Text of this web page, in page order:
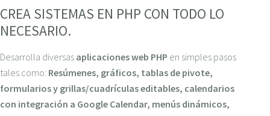
CREA SISTEMAS EN PHP CON TODO LO
NECESARIO.
Desarrolla diversas aplicaciones web PHP en simples pasos
tales como: Resúmenes, gráficos, tablas de pivote,
formularios y grillas/cuadrículas editables, calendarios
con integración a Google Calendar, menús dinámicos,